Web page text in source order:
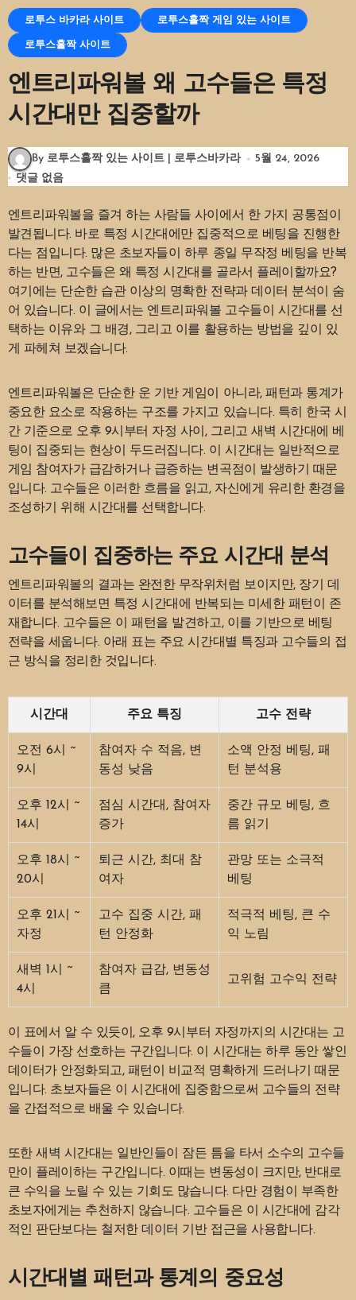
로투스 바카라 사이트 로투스홀짝 게임 있는 사이트
로투스홀짝 사이트
엔트리파워볼 왜 고수들은 특정
시간대만 집중할까
By 로투스홀짝 있는 사이트 | 로투스바카라
5월 24, 2026
댓글 없음
엔트리파워볼을 즐겨 하는 사람들 사이에서 한 가지 공통점이
발견됩니다. 바로 특정 시간대에만 집중적으로 베팅을 진행한
다는 점입니다. 많은 초보자들이 하루 종일 무작정 베팅을 반복
하는 반면, 고수들은 왜 특정 시간대를 골라서 플레이할까요?
여기에는 단순한 습관 이상의 명확한 전략과 데이터 분석이 숨
어 있습니다. 이 글에서는 엔트리파워볼 고수들이 시간대를 선
택하는 이유와 그 배경, 그리고 이를 활용하는 방법을 깊이 있
게 파헤쳐 보겠습니다.
엔트리파워볼은 단순한 운 기반 게임이 아니라, 패턴과 통계가
중요한 요소로 작용하는 구조를 가지고 있습니다. 특히 한국 시
간 기준으로 오후 9시부터 자정 사이, 그리고 새벽 시간대에 베
팅이 집중되는 현상이 두드러집니다. 이 시간대는 일반적으로
게임 참여자가 급감하거나 급증하는 변곡점이 발생하기 때문
입니다. 고수들은 이러한 흐름을 읽고, 자신에게 유리한 환경을
조성하기 위해 시간대를 선택합니다.
고수들이 집중하는 주요 시간대 분석
엔트리파워볼의 결과는 완전한 무작위처럼 보이지만, 장기 데
이터를 분석해보면 특정 시간대에 반복되는 미세한 패턴이 존
재합니다. 고수들은 이 패턴을 발견하고, 이를 기반으로 베팅
전략을 세웁니다. 아래 표는 주요 시간대별 특징과 고수들의 접
근 방식을 정리한 것입니다.
시간대 주요 특징 고수 전략
오전 6시 ~
9시
참여자 수 적음, 변
동성 낮음
소액 안정 베팅, 패
턴 분석용
오후 12시 ~
14시
점심 시간대, 참여자
증가
중간 규모 베팅, 흐
름 읽기
오후 18시 ~
20시
퇴근 시간, 최대 참
여자
관망 또는 소극적
베팅
오후 21시 ~
자정
고수 집중 시간, 패
턴 안정화
적극적 베팅, 큰 수
익 노림
새벽 1시 ~
4시
참여자 급감, 변동성
큼
고위험 고수익 전략
이 표에서 알 수 있듯이, 오후 9시부터 자정까지의 시간대는 고
수들이 가장 선호하는 구간입니다. 이 시간대는 하루 동안 쌓인
데이터가 안정화되고, 패턴이 비교적 명확하게 드러나기 때문
입니다. 초보자들은 이 시간대에 집중함으로써 고수들의 전략
을 간접적으로 배울 수 있습니다.
또한 새벽 시간대는 일반인들이 잠든 틈을 타서 소수의 고수들
만이 플레이하는 구간입니다. 이때는 변동성이 크지만, 반대로
큰 수익을 노릴 수 있는 기회도 많습니다. 다만 경험이 부족한
초보자에게는 추천하지 않습니다. 고수들은 이 시간대에 감각
적인 판단보다는 철저한 데이터 기반 접근을 사용합니다.
시간대별 패턴과 통계의 중요성